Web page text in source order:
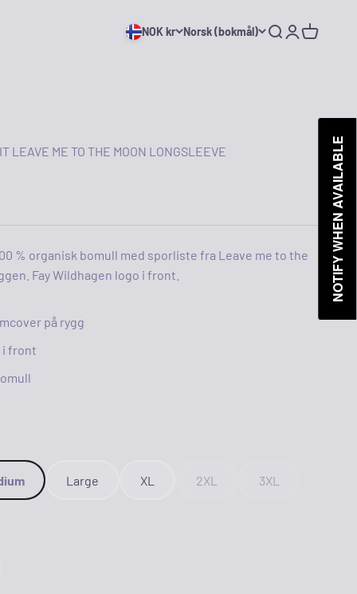
NOK kr Norsk (bokmål) Søk Logg inn
LEAVE ME TO THE MOON LONGSLEEVE
% organisk bomull med sporliste fra Leave me to the
Fay Wildhagen logo i front.
på rygg
i front
Large XL 2XL 3XL
NOTIFY WHEN AVAILABLE